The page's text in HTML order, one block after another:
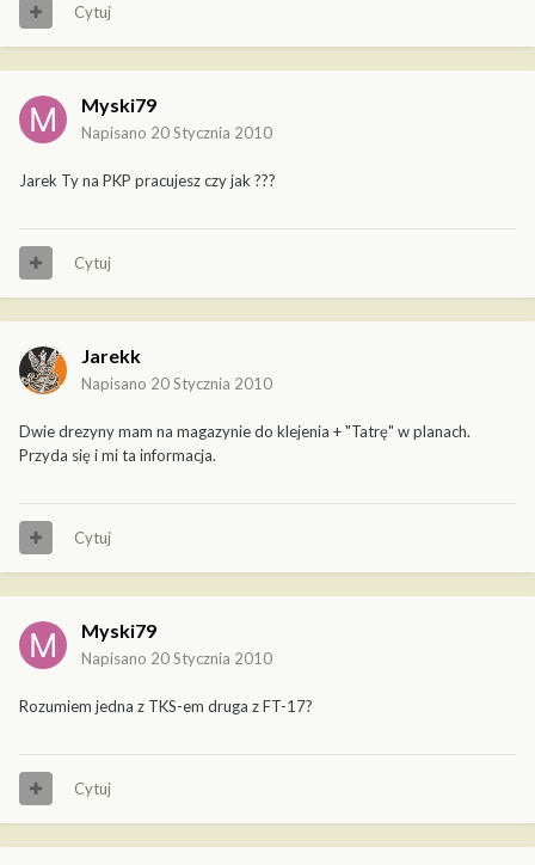
Cytuj
Myski79
Napisano 20 Stycznia 2010
Jarek Ty na PKP pracujesz czy jak ???
Cytuj
Jarekk
Napisano 20 Stycznia 2010
Dwie drezyny mam na magazynie do klejenia + "Tatrę" w planach.
Przyda się i mi ta informacja.
Cytuj
Myski79
Napisano 20 Stycznia 2010
Rozumiem jedna z TKS-em druga z FT-17?
Cytuj